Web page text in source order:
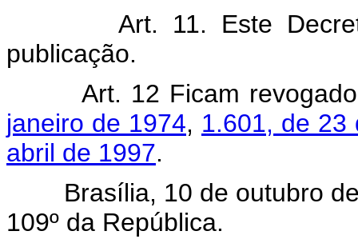
Art. 11. Este
publicação.
Art. 12 Ficam
janeiro de 1974, 1.601, de 23
abril de 1997.
Brasília, 10 de outubro de
109º da República.